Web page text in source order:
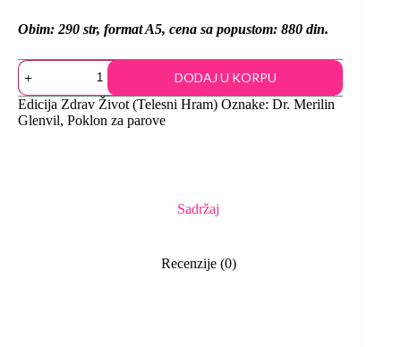
Obim: 290 str, format A5, cena sa popustom: 880 din.
DODAJ U KORPU
Edicija Zdrav Život (Telesni Hram) Oznake: Dr. Merilin
Glenvil, Poklon za parove
Sadržaj
Recenzije (0)